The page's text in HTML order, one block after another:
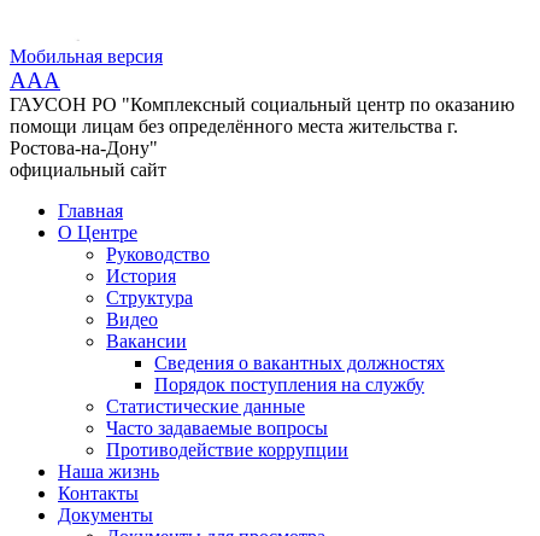
Мобильная версия
AAA
ГАУСОН РО "Комплексный социальный центр по оказанию
помощи лицам без определённого места жительства г.
Ростова-на-Дону"
официальный сайт
Главная
О Центре
Руководство
История
Структура
Видео
Вакансии
Сведения о вакантных должностях
Порядок поступления на службу
Статистические данные
Часто задаваемые вопросы
Противодействие коррупции
Наша жизнь
Контакты
Документы